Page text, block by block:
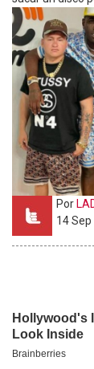
Por
14